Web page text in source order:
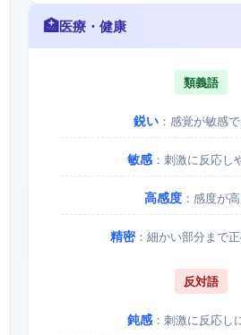
🏥医療・健康
類義語
鋭い：感覚が敏感
敏感 ：刺激に反応し
高感度 ：感度が
精密：細かい部分まで
反対語
鈍感 ：刺激に反応し